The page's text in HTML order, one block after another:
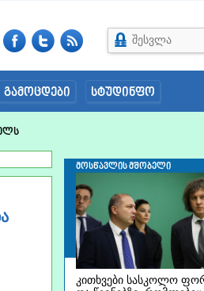
შესვლა
გამოცდები სტუდინფო